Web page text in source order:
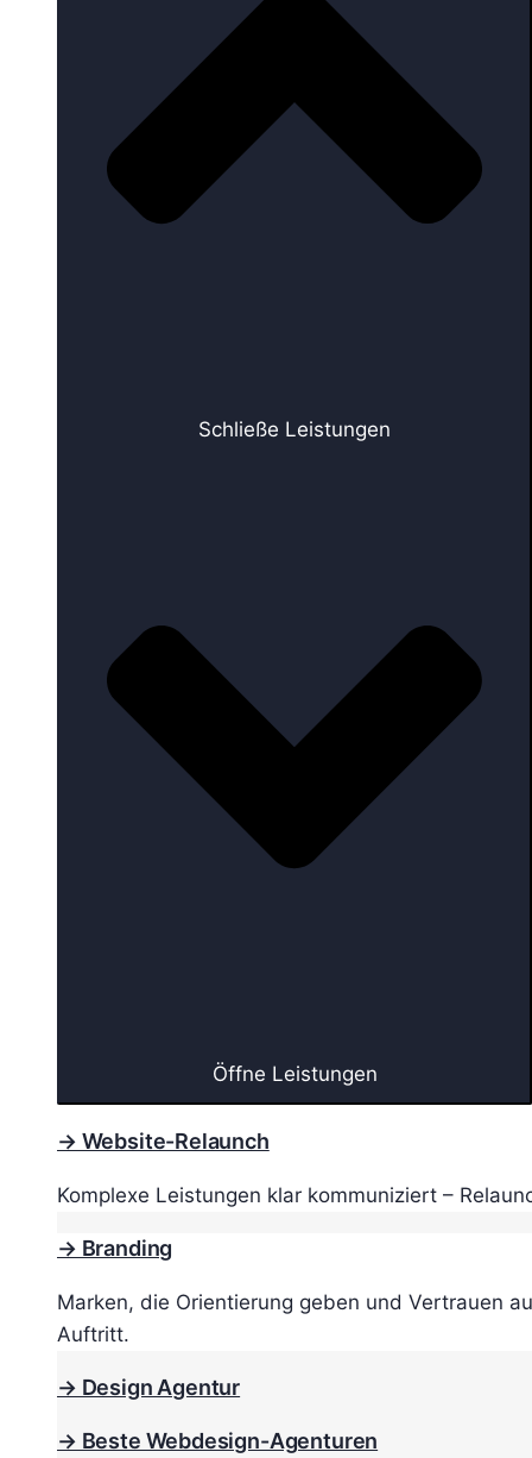
Schließe Leistungen
Öffne Leistungen
→ Website-Relaunch
Komplexe Leistungen klar kommuniziert –
→ Branding
Marken, die Orientierung geben und Vertrauen
Auftritt.
→ Design Agentur
→ Beste Webdesign-Agenturen